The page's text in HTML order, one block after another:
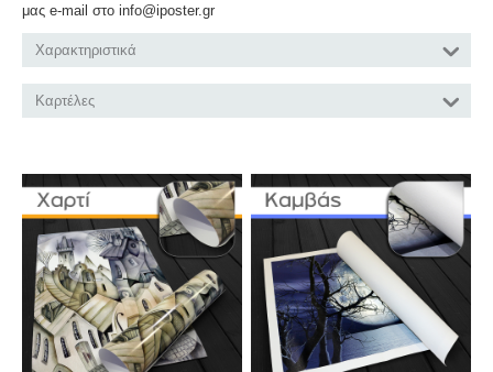
μας e-mail στο info@iposter.gr
Χαρακτηριστικά
Καρτέλες